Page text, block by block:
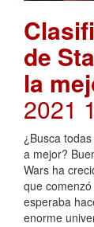
de
la
2021
¿Busca
a mejor?
Wars ha
que
esperaba
enorme